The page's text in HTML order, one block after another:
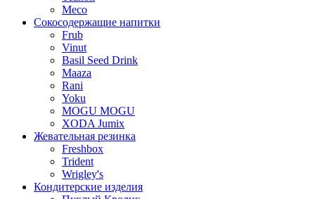
Meco
Сокосодержащие напитки
Frub
Vinut
Basil Seed Drink
Maaza
Rani
Yoku
MOGU MOGU
XODA Jumix
Жевательная резинка
Freshbox
Trident
Wrigley's
Кондитерские изделия